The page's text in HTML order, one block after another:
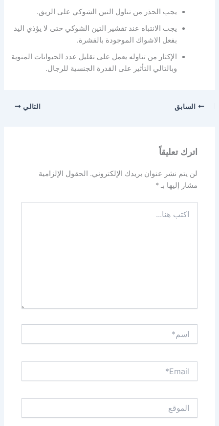
يجب الحذر من تناول التين الشوكي على الريق.
يجب الانتباه عند تقشير التين الشوكي حتى لا يؤذي اليد
بفعل الاشواك الموجودة بالقشرة.
الإكثار من تناوله يعمل على تقليل عدد الحيوانات المنوية
وبالتالي التأثير على القدرة الجنسية للرجال.
السابق التالي
اترك تعليقاً
لن يتم نشر عنوان بريدك الإلكتروني.
الحقول الإلزامية
مشار إليها بـ*
هنا...